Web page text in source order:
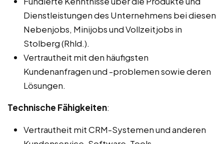
Dienstleistungen des Unternehmens bei diesen
Nebenjobs, Minijobs und Vollzeitjobs in
Stolberg (Rhld.).
Vertrautheit mit den häufigsten
Kundenanfragen und -problemen sowie deren
Lösungen.
Technische Fähigkeiten:
Vertrautheit mit CRM-Systemen und anderen